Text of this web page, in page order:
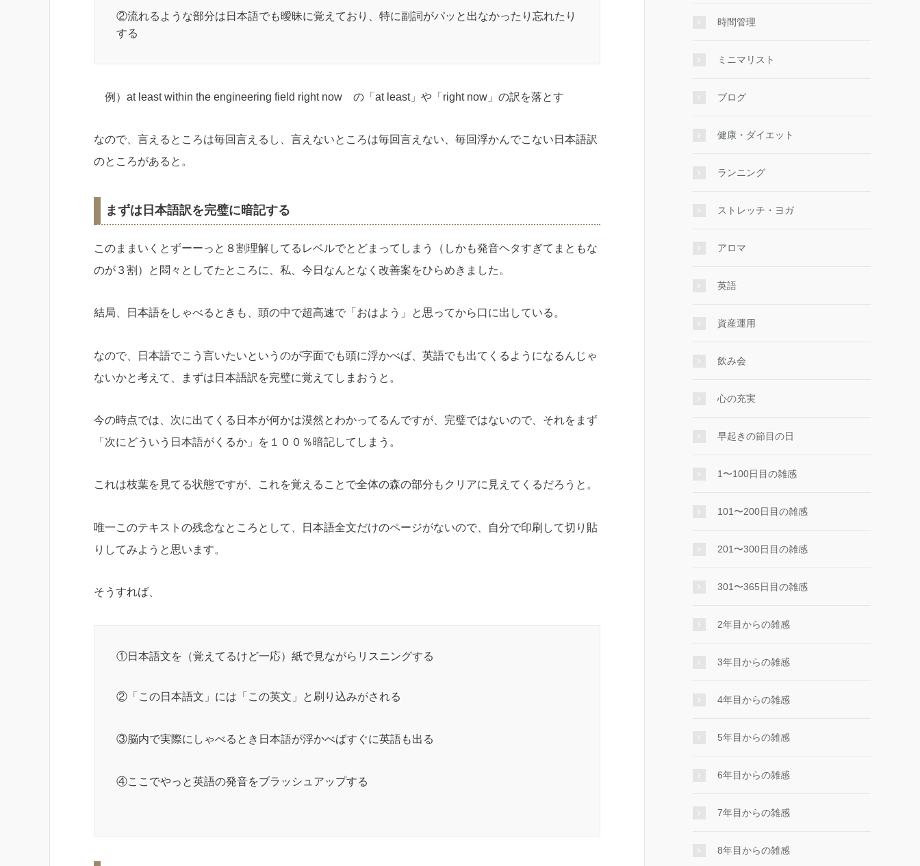
②流れるような部分は日本語でも曖昧に覚えており、特に副詞がパッと出なかったり忘れたり
する
例）at least within the engineering field right now の「at least」や「right now」の訳を落とす
なので、言えるところは毎回言えるし、言えないところは毎回言えない、毎回浮かんでこない日本語訳
のところがあると。
まずは日本語訳を完璧に暗記する
このままいくとずーーっと８割理解してるレベルでとどまってしまう（しかも発音ヘタすぎてまともな
のが３割）と悶々としてたところに、私、今日なんとなく改善案をひらめきました。
結局、日本語をしゃべるときも、頭の中で超高速で「おはよう」と思ってから口に出している。
なので、日本語でこう言いたいというのが字面でも頭に浮かべば、英語でも出てくるようになるんじゃ
ないかと考えて、まずは日本語訳を完璧に覚えてしまおうと。
今の時点では、次に出てくる日本が何かは漠然とわかってるんですが、完璧ではないので、それをまず
「次にどういう日本語がくるか」を１００％暗記してしまう。
これは枝葉を見てる状態ですが、これを覚えることで全体の森の部分もクリアに見えてくるだろうと。
唯一このテキストの残念なところとして、日本語全文だけのページがないので、自分で印刷して切り貼
りしてみようと思います。
そうすれば、
①日本語文を（覚えてるけど一応）紙で見ながらリスニングする
②「この日本語文」には「この英文」と刷り込みがされる
③脳内で実際にしゃべるとき日本語が浮かべばすぐに英語も出る
④ここでやっと英語の発音をブラッシュアップする
時間管理
ミニマリスト
ブログ
健康・ダイエット
ランニング
ストレッチ・ヨガ
アロマ
英語
資産運用
飲み会
心の充実
早起きの節目の日
1〜100日目の雑感
101〜200日目の雑感
201〜300日目の雑感
301〜365日目の雑感
2年目からの雑感
3年目からの雑感
4年目からの雑感
5年目からの雑感
6年目からの雑感
7年目からの雑感
8年目からの雑感